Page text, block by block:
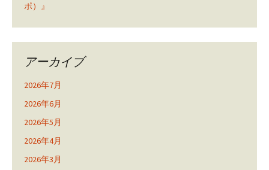
ポ）』
アーカイブ
2026年7月
2026年6月
2026年5月
2026年4月
2026年3月